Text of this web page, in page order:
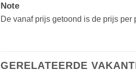
Note
De vanaf prijs getoond is de prijs
GERELATEERDE